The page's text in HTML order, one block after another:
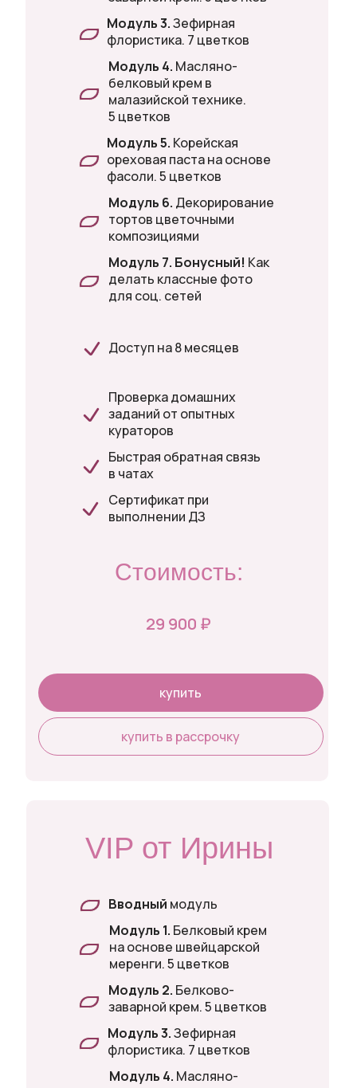
VIP от Ирины
Модуль 1. Белковый крем
на основе швейцарской
меренги. 5 цветков
Модуль 2. Белково-
заварной крем. 5 цветков
Модуль 3.Зефирная
флористика. 7 цветков
Модуль 4. Масляно-
Вводный модуль
купить
купить в рассрочку
Модуль 3.Зефирная
флористика. 7 цветков
Модуль 4. Масляно-
белковый крем в
малазийской технике.
5 цветков
Модуль 5. Корейская
ореховая паста на основе
фасоли. 5 цветков
Модуль 6. Декорирование
тортов цветочными
композициями
Стоимость:
29 900 ₽
Модуль 7. Бонусный! Как
делать классные фото
для соц. сетей
Доступ на 8 месяцев
Проверка домашних
заданий от опытных
кураторов
Быстрая обратная связь
в чатах
Сертификат при
выполнении ДЗ